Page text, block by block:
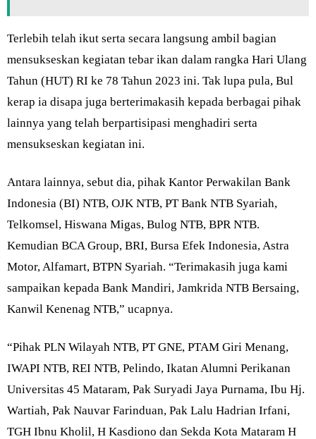
Terlebih telah ikut serta secara langsung ambil bagian
mensukseskan kegiatan tebar ikan dalam rangka Hari Ulang
Tahun (HUT) RI ke 78 Tahun 2023 ini. Tak lupa pula, Bul
kerap ia disapa juga berterimakasih kepada berbagai pihak
lainnya yang telah berpartisipasi menghadiri serta
mensukseskan kegiatan ini.
Antara lainnya, sebut dia, pihak Kantor Perwakilan Bank
Indonesia (BI) NTB, OJK NTB, PT Bank NTB Syariah,
Telkomsel, Hiswana Migas, Bulog NTB, BPR NTB.
Kemudian BCA Group, BRI, Bursa Efek Indonesia, Astra
Motor, Alfamart, BTPN Syariah. “Terimakasih juga kami
sampaikan kepada Bank Mandiri, Jamkrida NTB Bersaing,
Kanwil Kenenag NTB,” ucapnya.
“Pihak PLN Wilayah NTB, PT GNE, PTAM Giri Menang,
IWAPI NTB, REI NTB, Pelindo, Ikatan Alumni Perikanan
Universitas 45 Mataram, Pak Suryadi Jaya Purnama, Ibu Hj.
Wartiah, Pak Nauvar Farinduan, Pak Lalu Hadrian Irfani,
TGH Ibnu Kholil, H Kasdiono dan Sekda Kota Mataram H